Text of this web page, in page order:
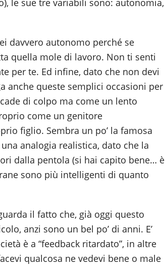
le sue tre variabili sono: autonomia,
davvero autonomo perché se
quella mole di lavoro. Non ti senti
per te. Ed infine, dato che non devi
anche queste semplici occasioni per
di colpo ma come un lento
come un genitore
figlio. Sembra un po’ la famosa
analogia realistica, dato che la
dalla pentola (si hai capito bene… è
sono più intelligenti di quanto
il fatto che, già oggi questo
anzi sono un bel po’ di anni. E’
è a “feedback ritardato”, in altre
qualcosa ne vedevi bene o male